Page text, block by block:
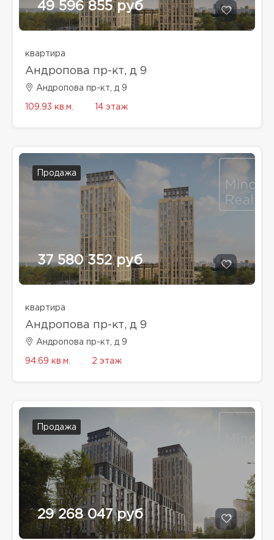
49 596 855 руб
квартира
Андропова пр-кт, д 9
Андропова пр-кт, д 9
109.93 кв.м. 14 этаж
Продажа
37 580 352 руб
квартира
Андропова пр-кт, д 9
Андропова пр-кт, д 9
94.69 кв.м. 2 этаж
Продажа
29 268 047 руб